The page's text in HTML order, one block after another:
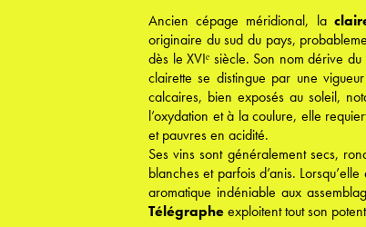
Ancien cépage méridional, la
originaire du sud du pays,
dès le XVIᵉ siècle. Son nom dérive
clairette se distingue par une
calcaires, bien exposés au soleil,
l’oxydation et à la coulure, elle
et pauvres en acidité.
Ses vins sont généralement secs,
blanches et parfois d’anis.
aromatique indéniable aux
Télégrapheexploitent tout son